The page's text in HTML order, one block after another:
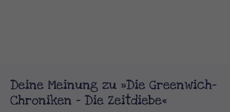
Deine Meinung zu »Die Greenwich-
Chroniken - Die Zeitdiebe«